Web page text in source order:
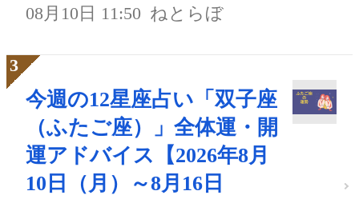
08月10日 11:50 ねとらぼ
今週の12星座占い「双子座
（ふたご座）」全体運・開
運アドバイス【2026年8月
10日（月）～8月16日